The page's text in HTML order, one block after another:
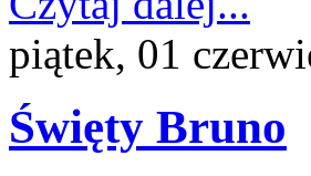
piątek, 01
Święty Bruno